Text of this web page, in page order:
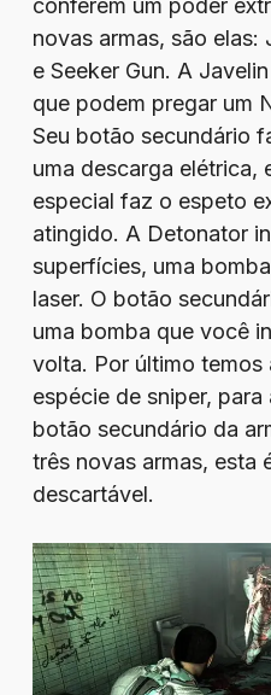
conferem um poder
novas armas, são elas:
e Seeker Gun. A
que podem pregar um
Seu botão secundário
uma descarga elétrica,
especial faz o espeto
atingido. A Detonator
superfícies, uma
laser. O botão
uma bomba que você
volta. Por último temos
espécie de sniper,
botão secundário da
três novas armas, esta
descartável.